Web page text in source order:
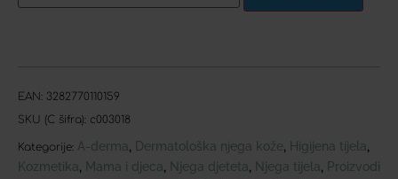
EAN: 3282770110159
SKU (C šifra): c003018
Kategorije: A-derma, Dermatološka njega kože, Higijena tijela,
Kozmetika, Mama i djeca, Njega djeteta, Njega tijela, Proizvodi